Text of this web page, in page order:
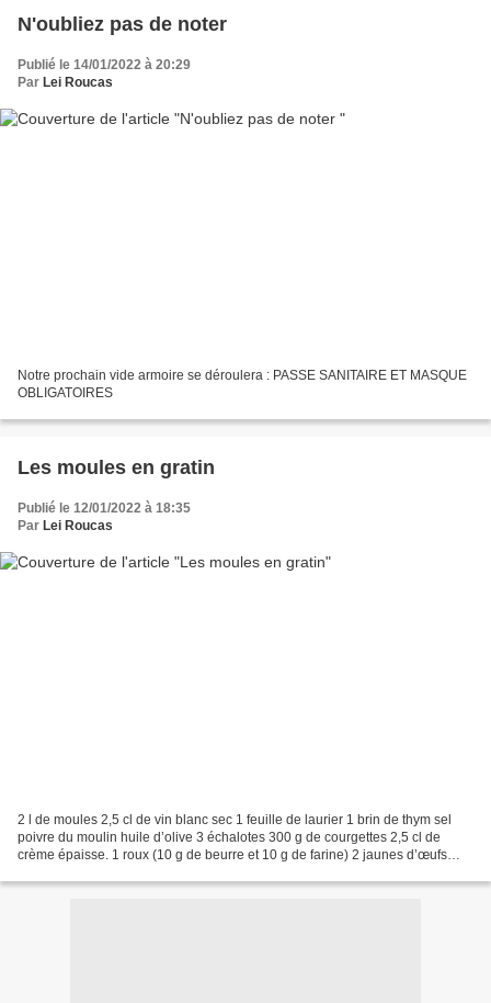
N'oubliez pas de noter
Publié le 14/01/2022 à 20:29
Par Lei Roucas
Notre prochain vide armoire se déroulera : PASSE SANITAIRE ET MASQUE
OBLIGATOIRES
Les moules en gratin
Publié le 12/01/2022 à 18:35
Par Lei Roucas
2 l de moules 2,5 cl de vin blanc sec 1 feuille de laurier 1 brin de thym sel
poivre du moulin huile d’olive 3 échalotes 300 g de courgettes 2,5 cl de
crème épaisse. 1 roux (10 g de beurre et 10 g de farine) 2 jaunes d’œufs